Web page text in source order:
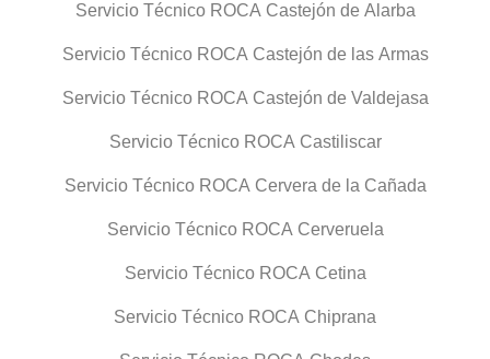
Servicio Técnico ROCA Castejón de Alarba
Servicio Técnico ROCA Castejón de las Armas
Servicio Técnico ROCA Castejón de Valdejasa
Servicio Técnico ROCA Castiliscar
Servicio Técnico ROCA Cervera de la Cañada
Servicio Técnico ROCA Cerveruela
Servicio Técnico ROCA Cetina
Servicio Técnico ROCA Chiprana